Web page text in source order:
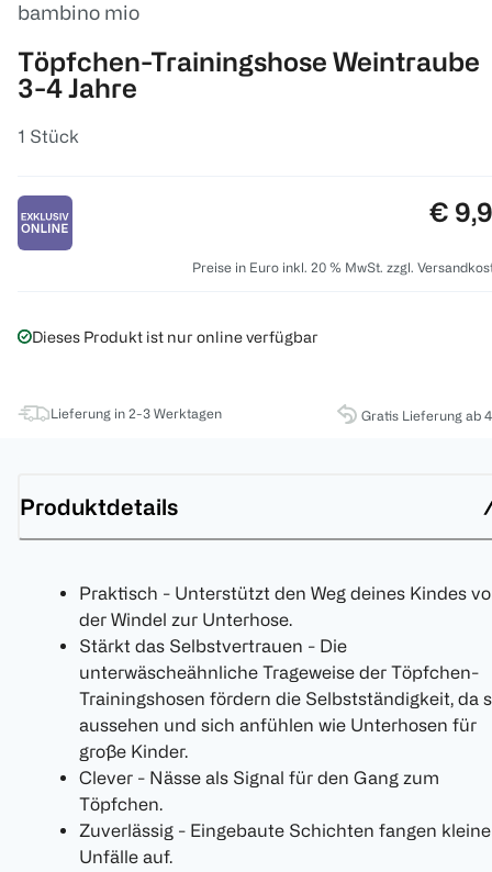
bambino mio
Töpfchen-Trainingshose Weintraube
3-4 Jahre
1 Stück
€
Preise in Euro inkl. 20 % MwSt. zzgl.
Dieses Produkt ist nur online verfügbar
Lieferung in 2-3 Werktagen Gratis Lieferung ab
Produktdetails
Praktisch - Unterstützt den Weg deines Kindes
der Windel zur Unterhose.
Stärkt das Selbstvertrauen - Die
unterwäscheähnliche Trageweise der Töpfchen-
Trainingshosen fördern die Selbstständigkeit, da
aussehen und sich anfühlen wie Unterhosen für
große Kinder.
Clever - Nässe als Signal für den Gang zum
Töpfchen.
Zuverlässig - Eingebaute Schichten fangen kleine
Unfälle auf.